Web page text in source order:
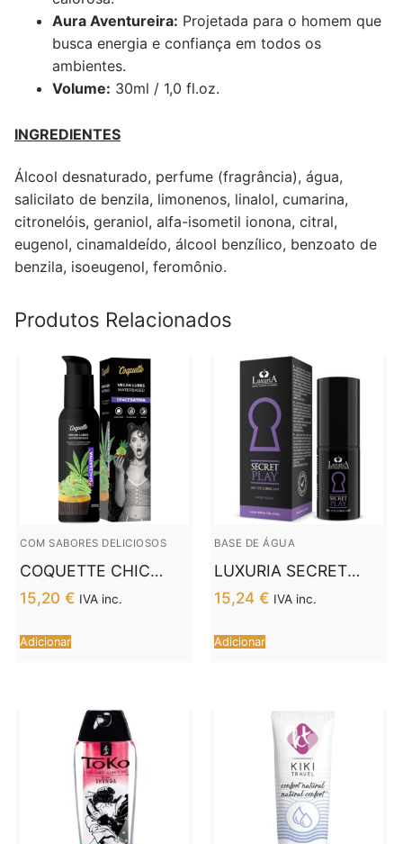
Aura Aventureira: Projetada para o homem que
busca energia e confiança em todos os
ambientes.
Volume: 30ml / 1,0 fl.oz.
INGREDIENTES
Álcool desnaturado, perfume (fragrância), água,
salicilato de benzila, limonenos, linalol, cumarina,
citronelóis, geraniol, alfa-isometil ionona, citral,
eugenol, cinamaldeído, álcool benzílico, benzoato de
benzila, isoeugenol, feromônio.
Produtos Relacionados
COM SABORES DELICIOSOS
COQUETTE CHIC
DESIRE™ –
LUBRIFICANTE
PREMIUM
EXPERIENCE VEGAN
15,20 € IVA inc.
Adicionar
BASE DE ÁGUA
LUXURIA SECRET
PLAY SEX TOYS
LUBRIFICANTE 30 ML
15,24 € IVA inc.
Adicionar